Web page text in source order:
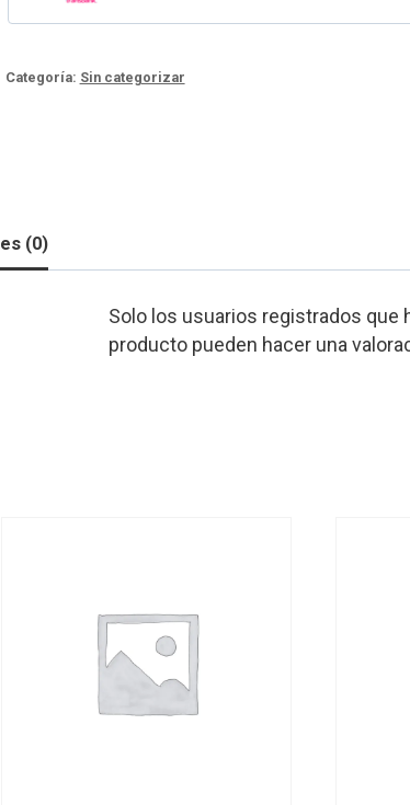
Categoría: Sin categorizar
(0)
Solo los usuarios registrados que
producto pueden hacer una